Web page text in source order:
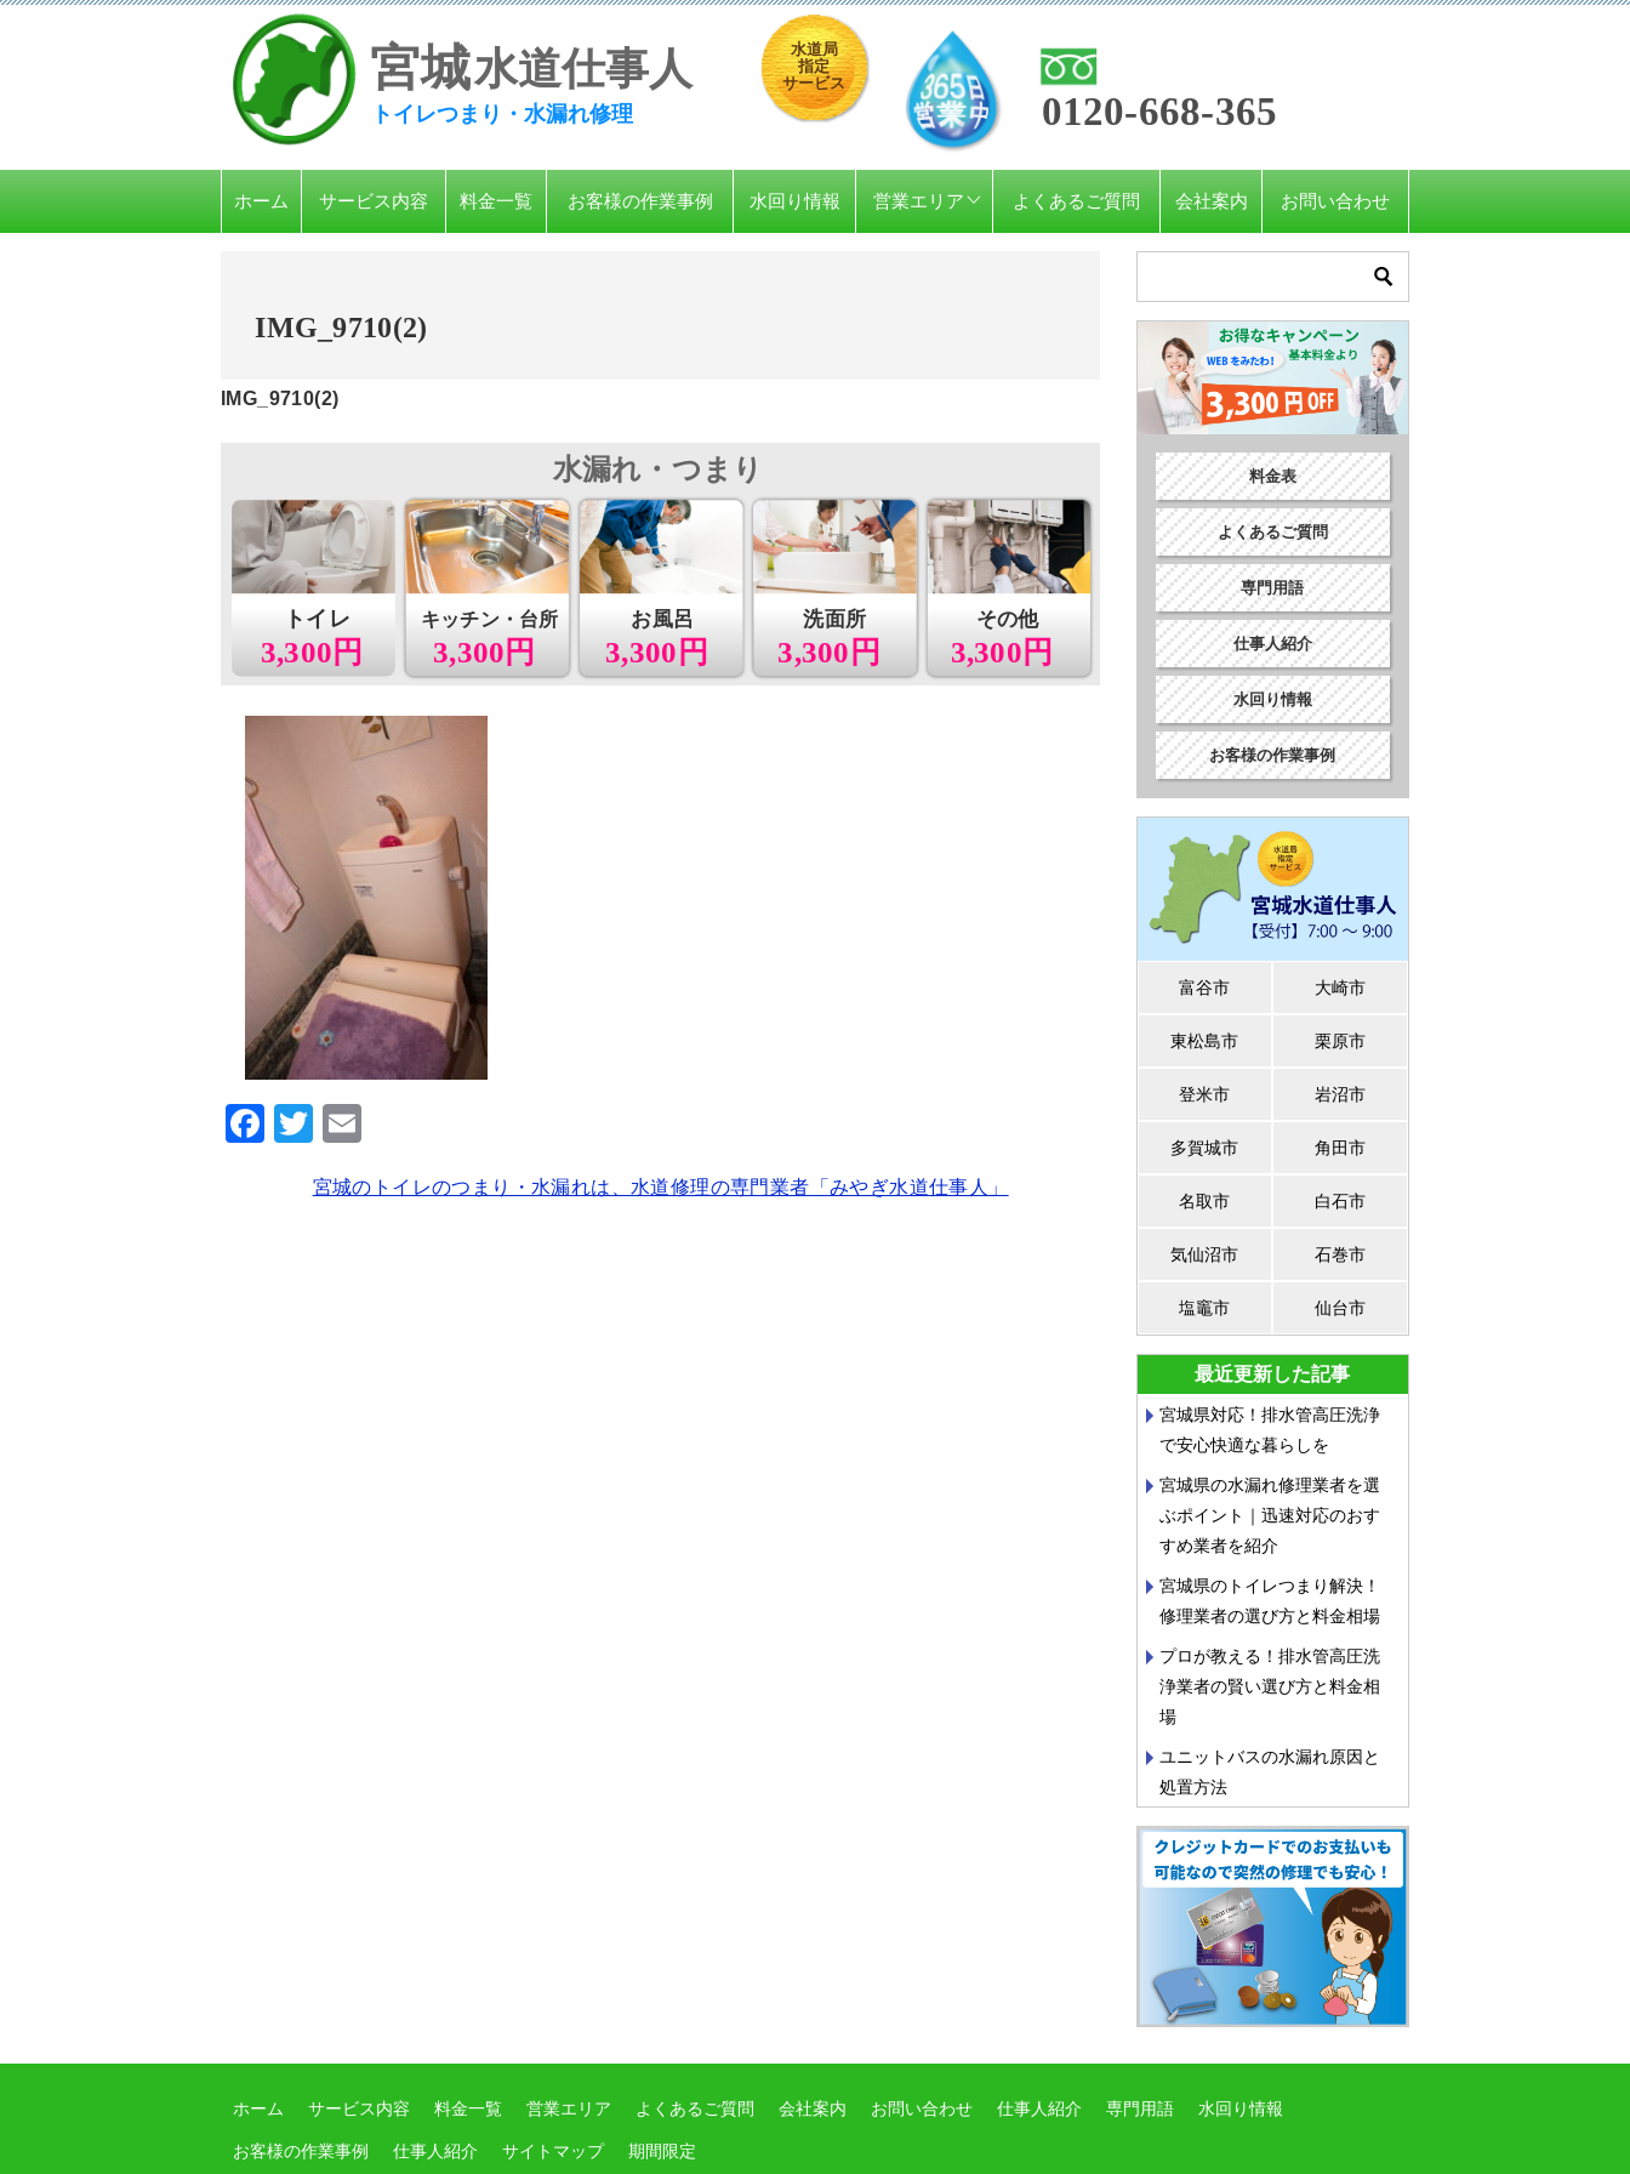
宮城水道仕事人
トイレつまり・水漏れ修理
水道局
指定
サービス
0120-668-365
ホーム サービス内容 料金一覧 お客様の作業事例 水回り情報 営業エリア よくあるご質問 会社案内 お問い合わせ
IMG_9710(2)
IMG_9710(2)
3,300円
トイレ
3,300円
キッチン・台所 お風呂
3,300円
洗面所
3,300円
その他
3,300円
水漏れ・つまり
F
T
tt ai
宮城のトイレのつまり・水漏れは、水道修理の専門業者「みやぎ水道仕事人」
料金表
よくあるご質問
専門用語
仕事人紹介
水回り情報
お客様の作業事例
富谷市 大崎市
東松島市 栗原市
登米市 岩沼市
多賀城市 角田市
名取市 白石市
気仙沼市 石巻市
塩竈市 仙台市
最近更新した記事
宮城県対応！排水管高圧洗浄
で安心快適な暮らしを
宮城県の水漏れ修理業者を選
ぶポイント｜迅速対応のおす
すめ業者を紹介
宮城県のトイレつまり解決！
修理業者の選び方と料金相場
プロが教える！排水管高圧洗
浄業者の賢い選び方と料金相
場
ユニットバスの水漏れ原因と
処置方法
ホーム サービス内容 料金一覧 営業エリア よくあるご質問 会社案内 お問い合わせ 仕事人紹介 専門用語 水回り情報
お客様の作業事例 仕事人紹介 サイトマップ 期間限定